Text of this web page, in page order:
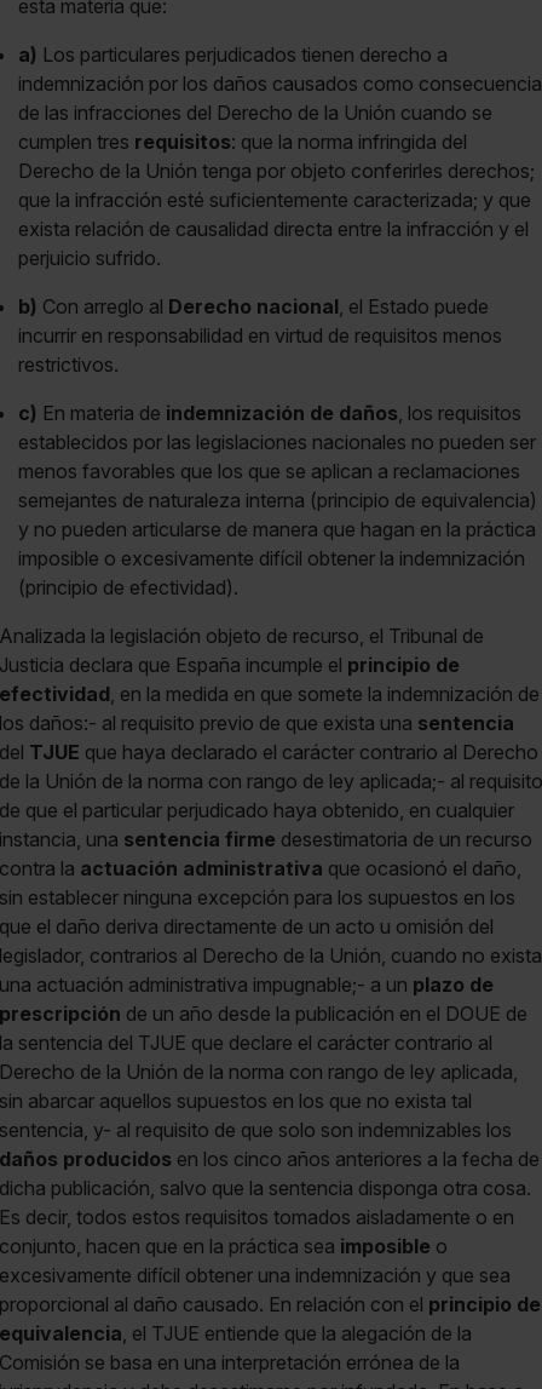
esta materia que:
a) Los particulares perjudicados tienen derecho a
indemnización por los daños causados como consecuencia
de las infracciones del Derecho de la Unión cuando se
cumplen tres requisitos: que la norma infringida del
Derecho de la Unión tenga por objeto conferirles derechos;
que la infracción esté suficientemente caracterizada; y que
exista relación de causalidad directa entre la infracción y el
perjuicio sufrido.
b) Con arreglo al Derecho nacional, el Estado puede
incurrir en responsabilidad en virtud de requisitos menos
restrictivos.
c) En materia de indemnización de daños, los requisitos
establecidos por las legislaciones nacionales no pueden ser
menos favorables que los que se aplican a reclamaciones
semejantes de naturaleza interna (principio de equivalencia)
y no pueden articularse de manera que hagan en la práctica
imposible o excesivamente difícil obtener la indemnización
(principio de efectividad).
Analizada la legislación objeto de recurso, el Tribunal de
Justicia declara que España incumple el principio de
efectividad, en la medida en que somete la indemnización de
los daños:- al requisito previo de que exista una sentencia
del TJUE que haya declarado el carácter contrario al Derecho
de la Unión de la norma con rango de ley aplicada;- al requisito
de que el particular perjudicado haya obtenido, en cualquier
instancia, una sentencia firme desestimatoria de un recurso
contra la actuación administrativa que ocasionó el daño,
sin establecer ninguna excepción para los supuestos en los
que el daño deriva directamente de un acto u omisión del
legislador, contrarios al Derecho de la Unión, cuando no exista
una actuación administrativa impugnable;- a un plazo de
prescripción de un año desde la publicación en el DOUE de
la sentencia del TJUE que declare el carácter contrario al
Derecho de la Unión de la norma con rango de ley aplicada,
sin abarcar aquellos supuestos en los que no exista tal
sentencia, y- al requisito de que solo son indemnizables los
daños producidos en los cinco años anteriores a la fecha de
dicha publicación, salvo que la sentencia disponga otra cosa.
Es decir, todos estos requisitos tomados aisladamente o en
conjunto, hacen que en la práctica sea imposible o
excesivamente difícil obtener una indemnización y que sea
proporcional al daño causado. En relación con el principio de
equivalencia, el TJUE entiende que la alegación de la
Comisión se basa en una interpretación errónea de la